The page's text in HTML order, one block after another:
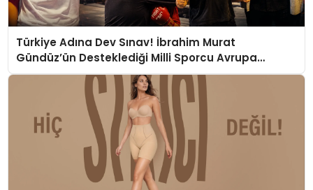
Türkiye Adına Dev Sınav! İbrahim Murat
Gündüz’ün Desteklediği Milli Sporcu Avrupa
Arenasında